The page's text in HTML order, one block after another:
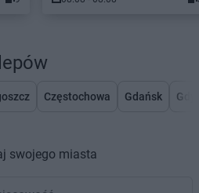
Częstochowa Gdańsk
swojego miasta